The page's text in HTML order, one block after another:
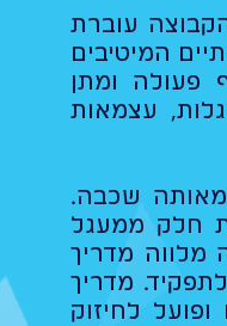
עוברת
המיטיבים
פעולה ומתן
עצמאות
שכבה.
חלק ממעגל
מדריך
מדריך
לחיזוק